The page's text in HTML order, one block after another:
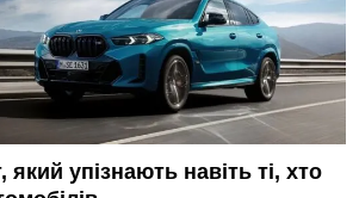
який упізнають навіть ті, хто